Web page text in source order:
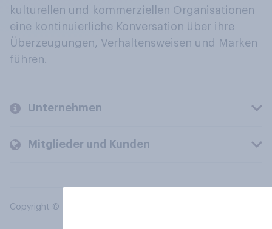
kulturellen und kommerziellen Organisationen
eine kontinuierliche Konversation über ihre
Überzeugungen, Verhaltensweisen und Marken
führen.
Unternehmen
Mitglieder und Kunden
Copyright © 2026 YouGov PLC. Alle Rechte vorbehalten.